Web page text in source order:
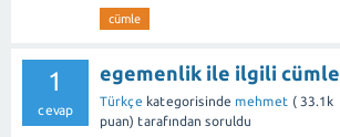
cümle
1
cevap
egemenlik ile ilgili cümle
Türkçe kategorisinde mehmet ( 33.1k
puan) tarafından soruldu